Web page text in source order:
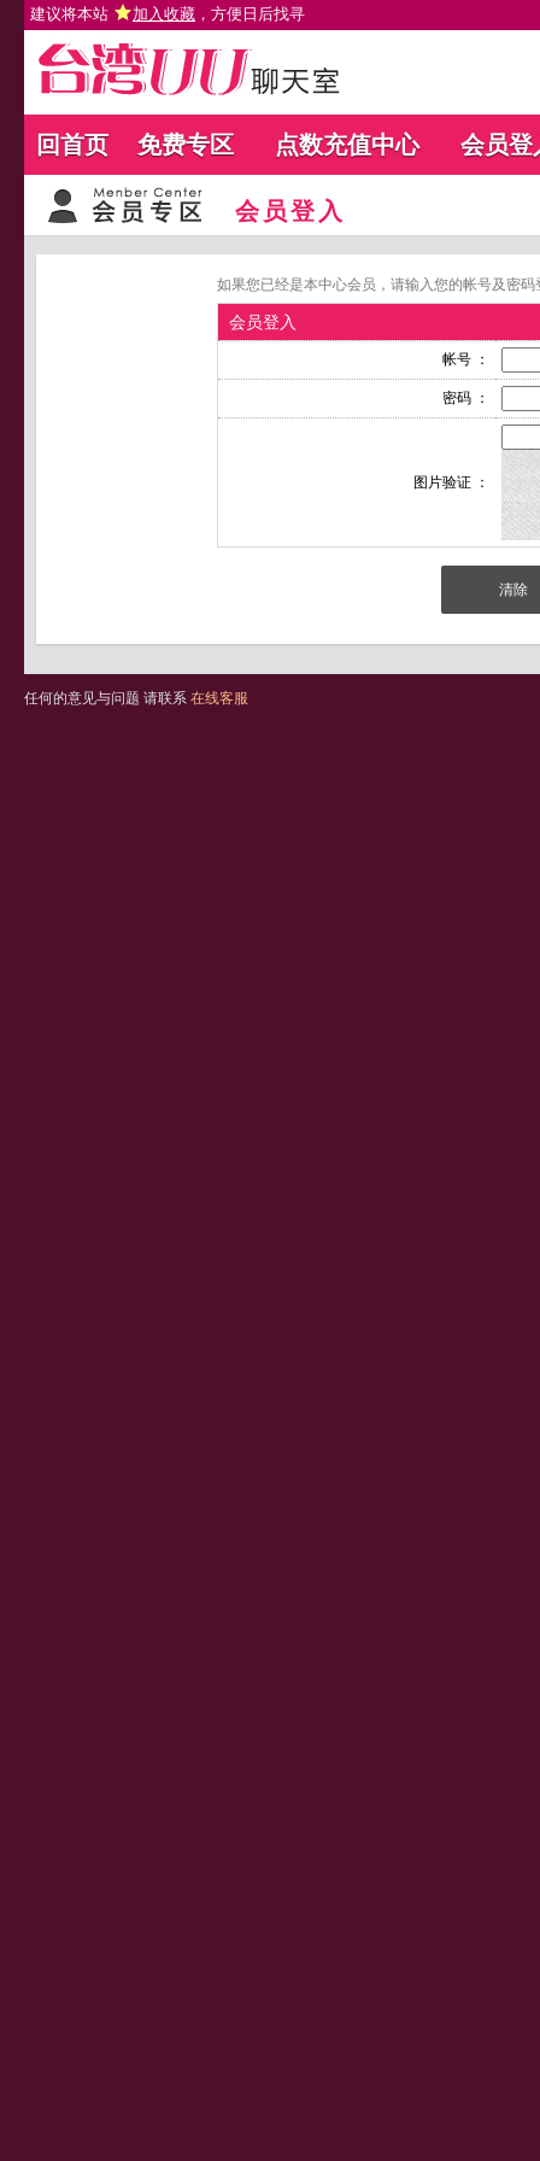
建议将本站 加入收藏 ，方便日后找寻
回首页 免费专区 点数充值中心 会员登
会员登入
如果您已经是本中心会员，请输入您的帐号及密
会员登入
帐号 ：
密码 ：
图片验证 ：
任何的意见与问题 请联系 在线客服